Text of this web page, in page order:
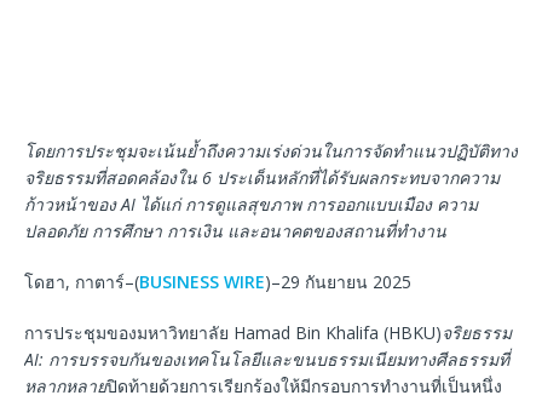
โดยการประชุมจะเน้นย้ำถึงความเร่งด่วนในการจัดทำแนวปฏิบัติทาง
จริยธรรมที่สอดคล้องใน 6 ประเด็นหลักที่ได้รับผลกระทบจากความ
ก้าวหน้าของAI ได้แก่ การดูแลสุขภาพ การออกแบบเมือง ความ
ปลอดภัย การศึกษา การเงิน และอนาคตของสถานที่ทำงาน
โดฮา, กาตาร์–(BUSINESS WIRE)–29 กันยายน 2025
การประชุมของมหาวิทยาลัย Hamad Bin Khalifa (HBKU)จริยธรรม
AI: การบรรจบกันของเทคโนโลยีและขนบธรรมเนียมทางศีลธรรมที่
หลากหลายปิดท้ายด้วยการเรียกร้องให้มีกรอบการทำงานที่เป็นหนึ่ง